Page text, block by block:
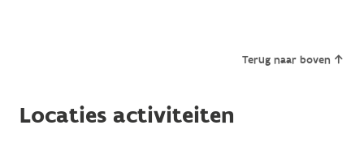
Terug naar boven
Locaties activiteiten